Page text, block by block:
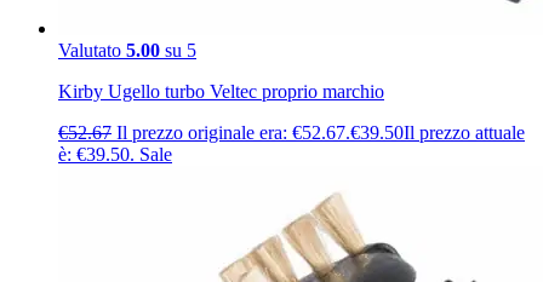
Valutato 5.00 su 5
Kirby Ugello turbo Veltec proprio marchio
€52.67 Il prezzo originale era: €52.67.€39.50Il prezzo attuale
è: €39.50. Sale